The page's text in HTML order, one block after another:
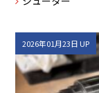
2026年01月23日 UP